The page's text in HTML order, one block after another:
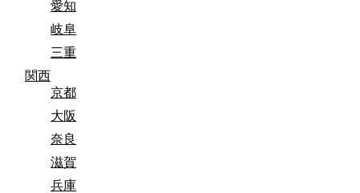
愛知
岐阜
三重
関西
京都
大阪
奈良
滋賀
兵庫